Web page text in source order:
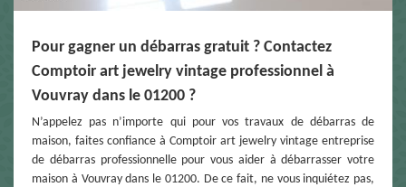
Pour gagner un débarras gratuit ? Contactez
Comptoir art jewelry vintage professionnel à
Vouvray dans le 01200 ?
N’appelez pas n’importe qui pour vos travaux de débarras de
maison, faites confiance à Comptoir art jewelry vintage entreprise
de débarras professionnelle pour vous aider à débarrasser votre
maison à Vouvray dans le 01200. De ce fait, ne vous inquiétez pas,